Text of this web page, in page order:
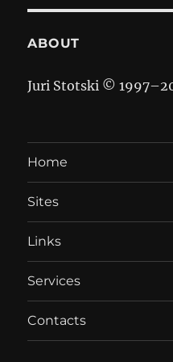
ABOUT
Juri Stotski © 1997–
Home
Sites
Links
Services
Contacts